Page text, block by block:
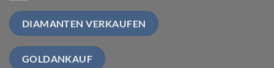
DIAMANTEN VERKAUFEN
GOLDANKAUF